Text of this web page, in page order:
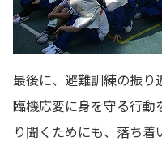
最後に、避難訓練の振り
臨機応変に身を守る行動
り聞くためにも、落ち着